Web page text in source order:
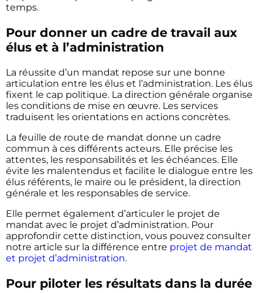
temps.
Pour donner un cadre de travail aux
élus et à l’administration
La réussite d’un mandat repose sur une bonne
articulation entre les élus et l’administration. Les élus
fixent le cap politique. La direction générale organise
les conditions de mise en œuvre. Les services
traduisent les orientations en actions concrètes.
La feuille de route de mandat donne un cadre
commun à ces différents acteurs. Elle précise les
attentes, les responsabilités et les échéances. Elle
évite les malentendus et facilite le dialogue entre les
élus référents, le maire ou le président, la direction
générale et les responsables de service.
Elle permet également d’articuler le projet de
mandat avec le projet d’administration. Pour
approfondir cette distinction, vous pouvez consulter
notre article sur la différence entre projet de mandat
et projet d’administration.
Pour piloter les résultats dans la durée